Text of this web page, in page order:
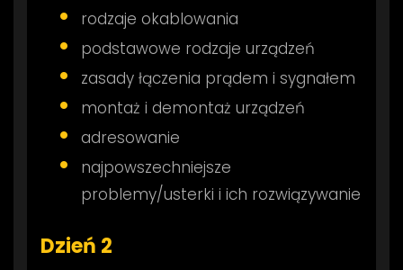
rodzaje okablowania
podstawowe rodzaje urządzeń
zasady łączenia prądem i sygnałem
montaż i demontaż urządzeń
adresowanie
najpowszechniejsze
problemy/usterki i ich rozwiązywanie
Dzień 2